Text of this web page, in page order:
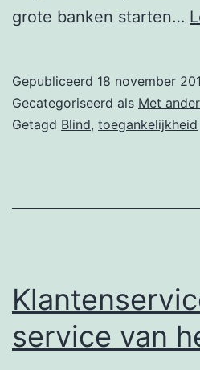
grote banken starten…
Gepubliceerd 18 november
Gecategoriseerd als Met
Getagd Blind, toegankelijkheid
service van